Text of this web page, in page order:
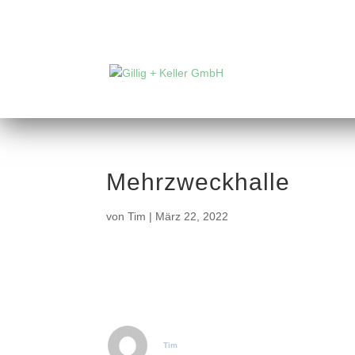
Mehrzweckhalle
vonTim | März 22, 2022
Tim